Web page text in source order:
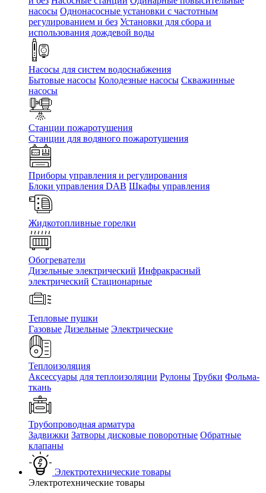
насосы Однонасосные установки с частотным
регулированием и без Установки для сбора и
использования дождевой воды
Насосы для систем водоснабжения
Бытовые насосы Колодезные насосы Скважинные
насосы
Станции пожаротушения
Станции для водяного пожаротушения
Приборы управления и регулирования
Блоки управления DAB Шкафы управления
Жидкотопливные горелки
Обогреватели
Дизельные электрический Инфракрасный
электрический Стационарные
Тепловые пушки
Газовые Дизельные Электрические
Теплоизоляция
Аксессуары для теплоизоляции Рулоны Трубки Фольма-
ткань
Трубопроводная арматура
Задвижки Затворы дисковые поворотные Обратные
клапаны
Электротехнические товары
Электротехнические товары